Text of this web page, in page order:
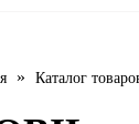
» Каталог